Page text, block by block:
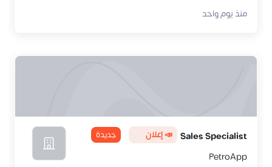
منذ يوم واحد
Sales Specialist 📣 إعلان جديدة
PetroApp